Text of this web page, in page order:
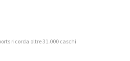
ricorda oltre 31.000 caschi